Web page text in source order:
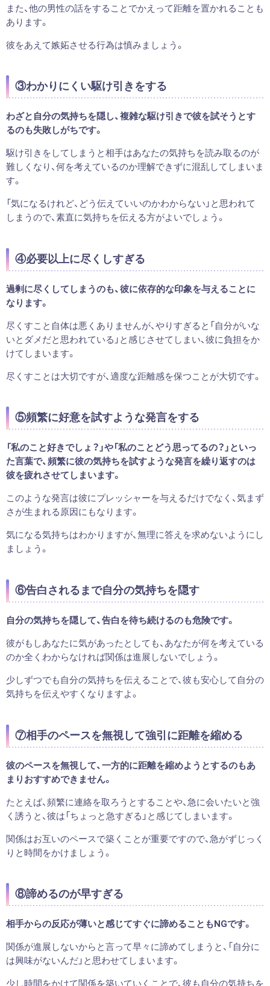
また、他の男性の話をすることでかえって距離を置かれることも
あります。
彼をあえて嫉妬させる行為は慎みましょう。
③わかりにくい駆け引きをする
わざと自分の気持ちを隠し、複雑な駆け引きで彼を試そうとす
るのも失敗しがちです。
駆け引きをしてしまうと相手はあなたの気持ちを読み取るのが
難しくなり、何を考えているのか理解できずに混乱してしまいま
す。
「気になるけれど、どう伝えていいのかわからない」と思われて
しまうので、素直に気持ちを伝える方がよいでしょう。
④必要以上に尽くしすぎる
過剰に尽くしてしまうのも、彼に依存的な印象を与えることに
なります。
尽くすこと自体は悪くありませんが、やりすぎると「自分がいな
いとダメだと思われている」と感じさせてしまい、彼に負担をか
けてしまいます。
尽くすことは大切ですが、適度な距離感を保つことが大切です。
⑤頻繁に好意を試すような発言をする
「私のこと好きでしょ？」や「私のことどう思ってるの？」といっ
た言葉で、頻繁に彼の気持ちを試すような発言を繰り返すのは
彼を疲れさせてしまいます。
このような発言は彼にプレッシャーを与えるだけでなく、気まず
さが生まれる原因にもなります。
気になる気持ちはわかりますが、無理に答えを求めないようにし
ましょう。
⑥告白されるまで自分の気持ちを隠す
自分の気持ちを隠して、告白を待ち続けるのも危険です。
彼がもしあなたに気があったとしても、あなたが何を考えている
のか全くわからなければ関係は進展しないでしょう。
少しずつでも自分の気持ちを伝えることで、彼も安心して自分の
気持ちを伝えやすくなりますよ。
⑦相手のペースを無視して強引に距離を縮める
彼のペースを無視して、一方的に距離を縮めようとするのもあ
まりおすすめできません。
たとえば、頻繁に連絡を取ろうとすることや、急に会いたいと強
く誘うと、彼は「ちょっと急すぎる」と感じてしまいます。
関係はお互いのペースで築くことが重要ですので、急がずじっく
りと時間をかけましょう。
⑧諦めるのが早すぎる
相手からの反応が薄いと感じてすぐに諦めることもNGです。
関係が進展しないからと言って早々に諦めてしまうと、「自分に
は興味がないんだ」と思わせてしまいます。
少し時間をかけて関係を築いていくことで、彼も自分の気持ちを